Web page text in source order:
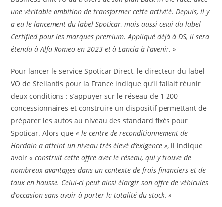
une véritable ambition de transformer cette activité. Depuis, il y
a eu le lancement du label Spoticar, mais aussi celui du label
Certified pour les marques premium. Appliqué déjà à DS, il sera
étendu à Alfa Romeo en 2023 et à Lancia à l’avenir. »
Pour lancer le service Spoticar Direct, le directeur du label
VO de Stellantis pour la France indique qu’il fallait réunir
deux conditions : s’appuyer sur le réseau de 1 200
concessionnaires et construire un dispositif permettant de
préparer les autos au niveau des standard fixés pour
Spoticar. Alors que« le centre de reconditionnement de
Hordain a atteint un niveau très élevé d’exigence », il indique
avoir« construit cette offre avec le réseau, qui y trouve de
nombreux avantages dans un contexte de frais financiers et de
taux en hausse. Celui-ci peut ainsi élargir son offre de véhicules
d’occasion sans avoir à porter la totalité du stock. »